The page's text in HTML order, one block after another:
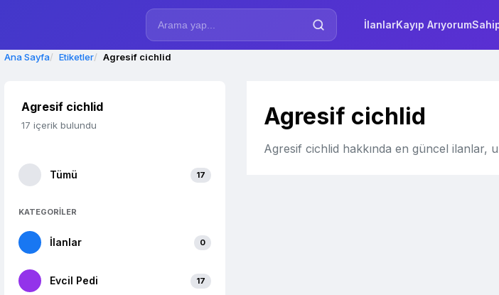
İlanlarKayıp Arıyorum
Ana Sayfa Etiketler Agresif cichlid
Agresif cichlid
17 içerik bulundu
Tümü 17
KATEGORİLER
İlanlar 0
Evcil Pedi 17
Agresif cichlid
Agresif cichlid hakkında en güncel ilanlar,